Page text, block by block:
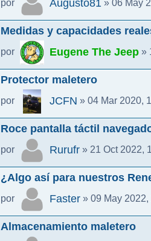
por Augusto81 » 06 May
Medidas y capacidades
por Eugene The Jeep »
Protector maletero
por JCFN » 04 Mar 2020,
Roce pantalla táctil
por Rurufr » 21 Oct 2022,
¿Algo así para nuestros
por Faster » 09 May 2022,
Almacenamiento maletero